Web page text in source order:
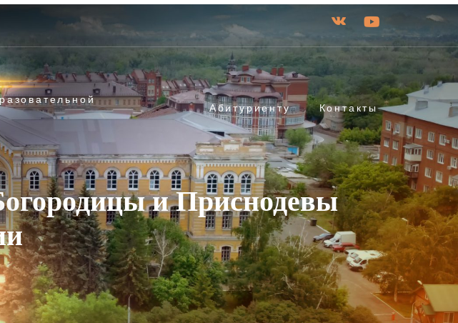
Абитуриенту Контакты
и Приснодевы